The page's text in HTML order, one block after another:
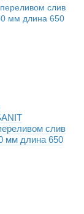
слив
мм длина 650